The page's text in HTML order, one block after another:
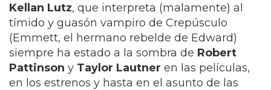
Kellan Lutz, que interpreta (malamente) al
tímido y guasón vampiro de Crepúsculo
(Emmett, el hermano rebelde de Edward)
siempre ha estado a la sombra de Robert
Pattinson y Taylor Lautner en las películas,
en los estrenos y hasta en el asunto de las